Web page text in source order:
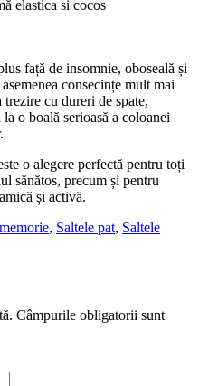
elastica si cocos
față de insomnie, oboseală și
consecințe mult mai
trezire cu dureri de spate,
o boală serioasă a coloanei
o alegere perfectă pentru toți
sănătos, precum și pentru
și activă.
, Saltele pat, Saltele
Câmpurile obligatorii sunt